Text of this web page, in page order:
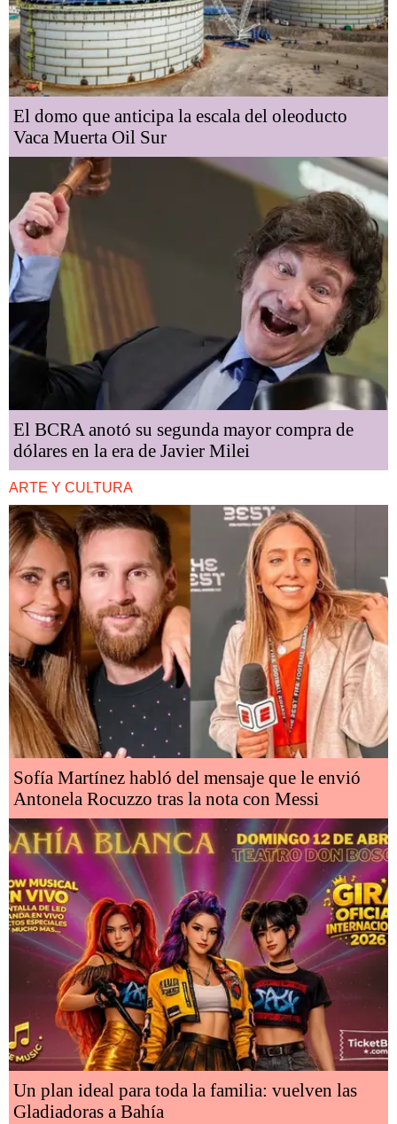
El domo que anticipa la escala del oleoducto
Vaca Muerta Oil Sur
El BCRA anotó su segunda mayor compra de
dólares en la era de Javier Milei
ARTE Y CULTURA
Sofía Martínez habló del mensaje que le envió
Antonela Rocuzzo tras la nota con Messi
Un plan ideal para toda la familia: vuelven las
Gladiadoras a Bahía